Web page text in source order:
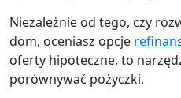
Niezależnie od tego, czy
dom, oceniasz opcje
oferty hipoteczne, to
porównywać pożyczki.